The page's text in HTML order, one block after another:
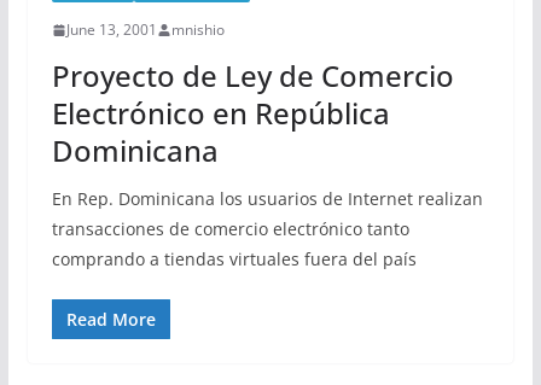
June 13, 2001 mnishio
Proyecto de Ley de Comercio
Electrónico en República
Dominicana
En Rep. Dominicana los usuarios de Internet realizan
transacciones de comercio electrónico tanto
comprando a tiendas virtuales fuera del país
Read More